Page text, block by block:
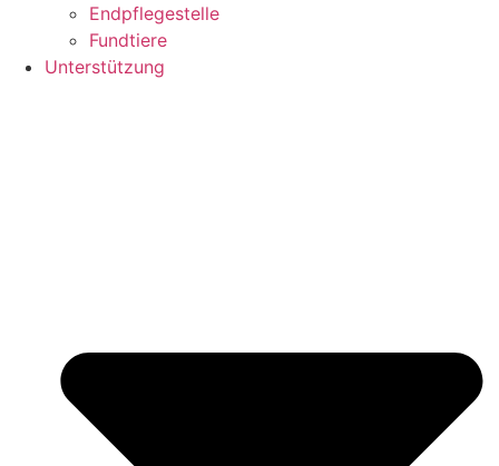
Endpflegestelle
Fundtiere
Unterstützung